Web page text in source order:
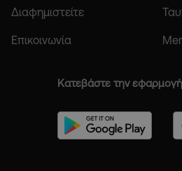
Διαφημιστείτε
Επικοινωνία
Κατεβάστε την